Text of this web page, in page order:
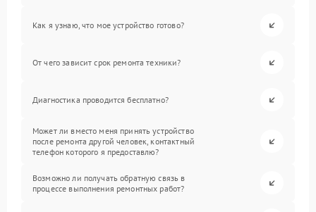
Как я узнаю, что мое устройство готово?
От чего зависит срок ремонта техники?
Диагностика проводится бесплатно?
Может ли вместо меня принять устройство
после ремонта другой человек, контактный
телефон которого я предоставлю?
Возможно ли получать обратную связь в
процессе выполнения ремонтных работ?